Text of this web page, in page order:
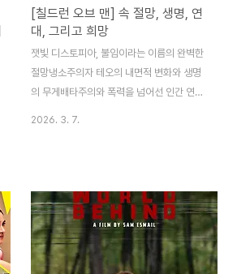
재의 가치에 대해 묵직한 질문을 던집니다.
끊임없이 죽고 다시 태어나는 가혹한 운명 속
에서, 자신이 누구인지, 그리고 산다는 것은
과연 무엇인지..
[칠드런 오브 맨] 속 절망, 생명, 연
대, 그리고 희망
잿빛 디스토피아, 불임이라는 이름의 완벽한
절망냉소주의자 테오의 내면적 변화와 생명
의 무게배타주의와 폭력을 넘어선 인간 연대
에서도 결코 꺼지지 않아야 할 생명의 가치를
묵직하게 던지는 현대의 묵시록입니다. 원인
을 알 수 없는 전 지구적 불임으로 인해 더 이
상 아이가 태어나지 않는 2027년의 지구를
배경으로, 이 작품은 미래를 상실한 인류가
2026. 3. 7.